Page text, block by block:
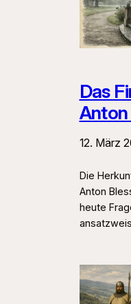
Das
12. März
Die
Anton
heute